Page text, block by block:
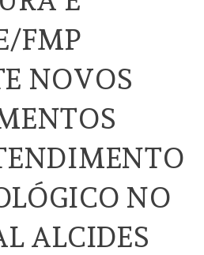
FMP
NOVOS
NO
ALCIDES